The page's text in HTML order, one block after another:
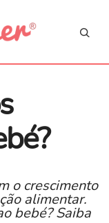
o crescimento
alimentar.
bebé? Saiba